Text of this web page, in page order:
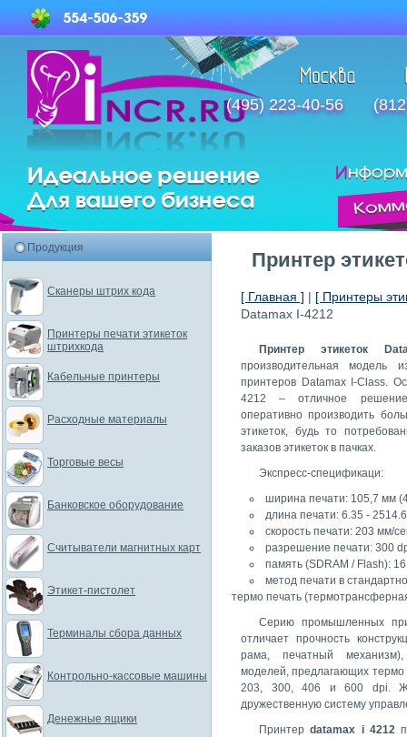
(495) 223-40-56
Принтер
[ Главная ] | [ Принтеры
Datamax I-4212
Принтер этикеток
производительная модель
принтеров Datamax I-Class.
4212 – отличное
оперативно производить
этикеток, будь то
заказов этикеток в пачках.
Экспресс-спецификаци:
ширина печати: 105,7 мм
длина печати: 6.35 -
скорость печати: 203 мм/
разрешение печати: 300
память (SDRAM / Flash):
метод печати в
термо печать
Серию промышленных
отличает прочность
рама, печатный
моделей, предлагающих термо
203, 300, 406 и 600 dpi.
дружественную систему
Принтерdatamax i 4212
Продукция
Сканеры штрих кода
Принтеры печати этикеток
штрихкода
Кабельные принтеры
Расходные материалы
Торговые весы
Банковское оборудование
Считыватели магнитных карт
Этикет-пистолет
Терминалы сбора данных
Контрольно-кассовые машины
Денежные ящики